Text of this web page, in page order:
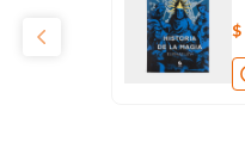
$